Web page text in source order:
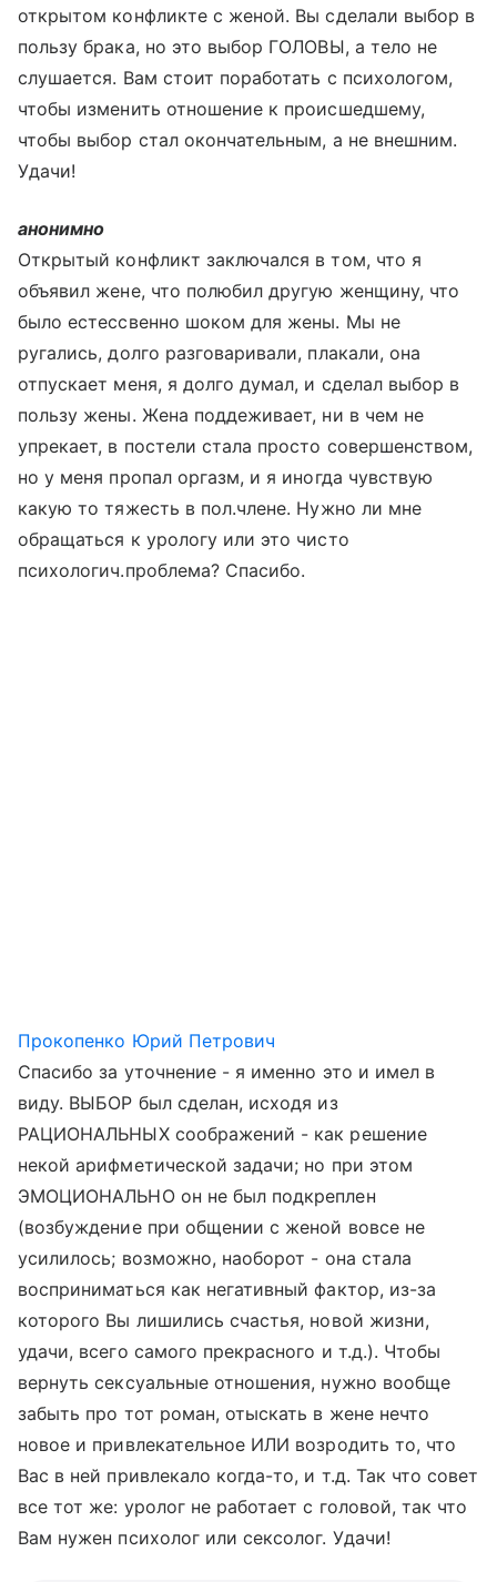
открытом конфликте с женой. Вы сделали выбор в
пользу брака, но это выбор ГОЛОВЫ, а тело не
слушается. Вам стоит поработать с психологом,
чтобы изменить отношение к происшедшему,
чтобы выбор стал окончательным, а не внешним.
Удачи!
анонимно
Открытый конфликт заключался в том, что я
объявил жене, что полюбил другую женщину, что
было естессвенно шоком для жены. Мы не
ругались, долго разговаривали, плакали, она
отпускает меня, я долго думал, и сделал выбор в
пользу жены. Жена поддеживает, ни в чем не
упрекает, в постели стала просто совершенством,
но у меня пропал оргазм, и я иногда чувствую
какую то тяжесть в пол.члене. Нужно ли мне
обращаться к урологу или это чисто
психологич.проблема? Спасибо.
Прокопенко Юрий Петрович
Спасибо за уточнение - я именно это и имел в
виду. ВЫБОР был сделан, исходя из
РАЦИОНАЛЬНЫХ соображений - как решение
некой арифметической задачи; но при этом
ЭМОЦИОНАЛЬНО он не был подкреплен
(возбуждение при общении с женой вовсе не
усилилось; возможно, наоборот - она стала
восприниматься как негативный фактор, из-за
которого Вы лишились счастья, новой жизни,
удачи, всего самого прекрасного и т.д.). Чтобы
вернуть сексуальные отношения, нужно вообще
забыть про тот роман, отыскать в жене нечто
новое и привлекательное ИЛИ возродить то, что
Вас в ней привлекало когда-то, и т.д. Так что совет
все тот же: уролог не работает с головой, так что
Вам нужен психолог или сексолог. Удачи!